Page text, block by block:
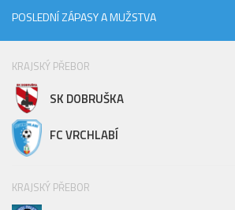
POSLEDNÍ ZÁPASY A MUŽSTVA
KRAJSKÝ PŘEBOR
SK DOBRUŠKA
FC VRCHLABÍ
KRAJSKÝ PŘEBOR